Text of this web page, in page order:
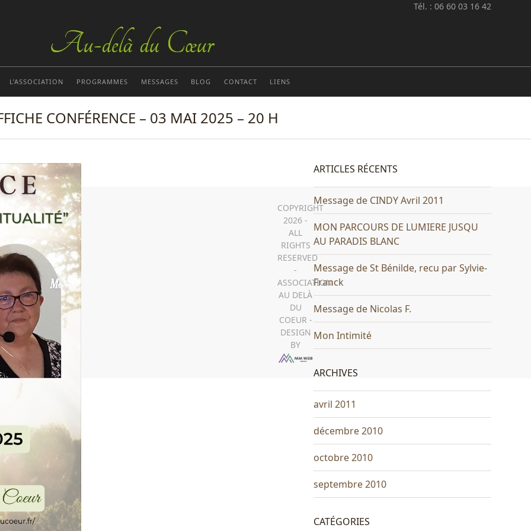
Tél. : 06 60 03 16 42
L’ASSOCIATION PROGRAMMES MESSAGES BLOG CONTACT LIENS
CONFÉRENCE – 03 MAI 2025 – 20 H
ARTICLES RÉCENTS
Message de CINDY Avril 2011
MON PARCOURS DE LUMIERE JUSQU
AU PARADIS BLANC
Message de St Bénilde, recu par Sylvie-
Franck
Message de Nicolas F.
Mon Intimité
ARCHIVES
avril 2011
décembre 2010
octobre 2010
septembre 2010
CATÉGORIES
COPYRIGHT
2026 -
ALL
RIGHTS
RESERVED
-
ASSOCIATION
AU DELÀ
DU
COEUR -
DESIGN
BY